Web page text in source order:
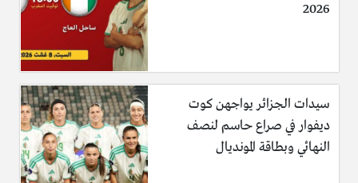
2026
سيدات الجزائر يواجهن كوت
ديفوار في صراع حاسم لنصف
النهائي وبطاقة المونديال